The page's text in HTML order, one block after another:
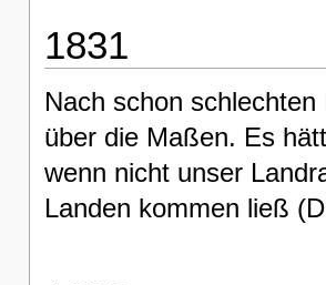
1831
Nach schon
über die Maßen. Es
wenn nicht unser
Landen kommen ließ